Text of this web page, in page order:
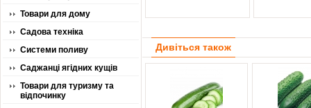
Товари для дому
Садова техніка
Системи поливу
Саджанці ягідних кущів
Товари для туризму та
відпочинку
Дивіться також